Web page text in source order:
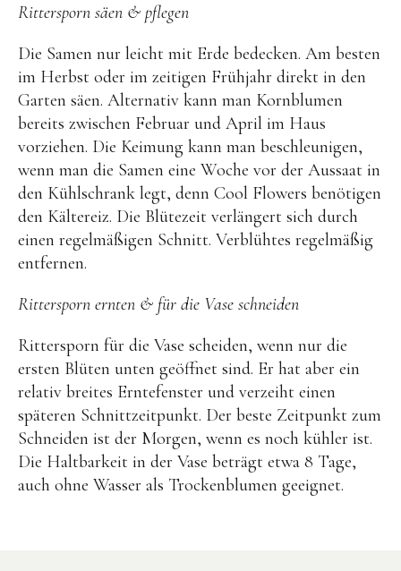
activity boards
lotes toys
Konges Sløjd
KUMI MOOD Spielkunst
BENA | Holzbausteine
Min Min Copenhagen
Orange toys
HAPE Spielzeug
OYOY living Spielzeug
Kraul Spielzeug
Wilesco Dampfmaschinen
Konges Sløjd Spielzeug
Rittersporn säen & pflegen
Die Samen nur leicht mit Erde bedecken. Am besten
im Herbst oder im zeitigen Frühjahr direkt in den
Garten säen. Alternativ kann man Kornblumen
bereits zwischen Februar und April im Haus
vorziehen. Die Keimung kann man beschleunigen,
wenn man die Samen eine Woche vor der Aussaat in
den Kühlschrank legt, denn Cool Flowers benötigen
den Kältereiz. Die Blütezeit verlängert sich durch
einen regelmäßigen Schnitt. Verblühtes regelmäßig
entfernen.
Rittersporn ernten & für die Vase schneiden
Rittersporn für die Vase scheiden, wenn nur die
ersten Blüten unten geöffnet sind. Er hat aber ein
relativ breites Erntefenster und verzeiht einen
späteren Schnittzeitpunkt. Der beste Zeitpunkt zum
Schneiden ist der Morgen, wenn es noch kühler ist.
Die Haltbarkeit in der Vase beträgt etwa 8 Tage,
auch ohne Wasser als Trockenblumen geeignet.